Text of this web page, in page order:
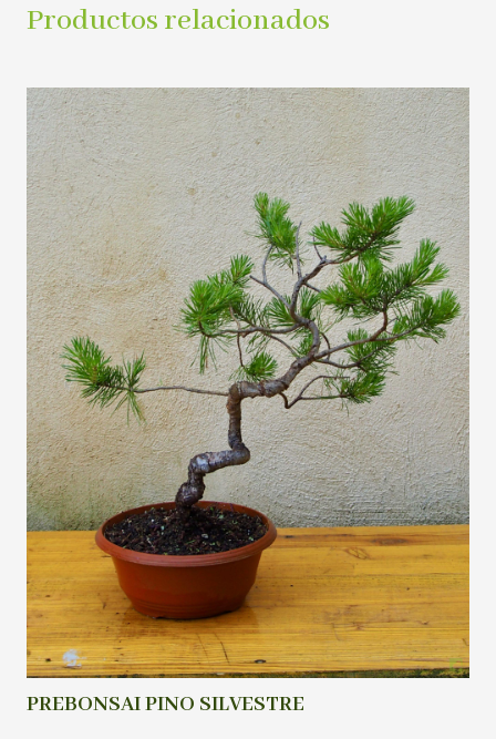
Productos relacionados
PREBONSAI PINO SILVESTRE